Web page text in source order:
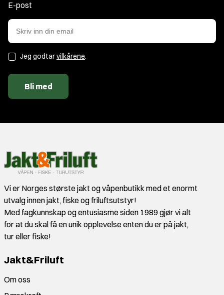
E-post
Jeg godtarvilkårene.
Bli med
Vi er Norges største jakt og våpenbutikk med et enormt
utvalg innen jakt, fiske og friluftsutstyr!
Med fagkunnskap og entusiasme siden 1989 gjør vi alt
for at du skal få en unik opplevelse enten du er på jakt,
tur eller fiske!
Jakt&Friluft
Om oss